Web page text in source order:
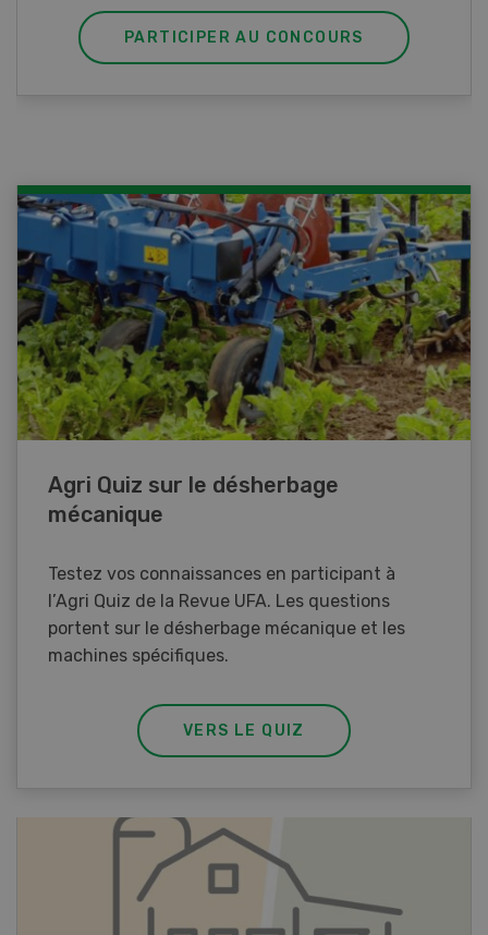
PARTICIPER AU CONCOURS
Agri Quiz sur le désherbage
mécanique
Testez vos connaissances en participant à
l’Agri Quiz de la Revue UFA. Les questions
portent sur le désherbage mécanique et les
machines spécifiques.
VERS LE QUIZ